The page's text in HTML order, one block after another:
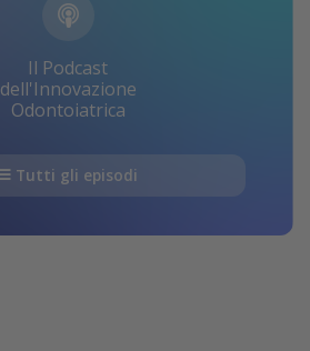
Il Podcast
dell'Innovazione
Odontoiatrica
Tutti gli episodi